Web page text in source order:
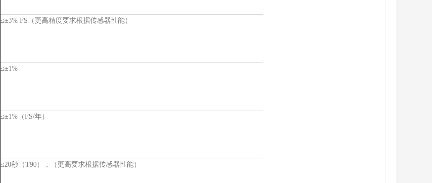
≤±3% FS（更高精度要求根据传感器性能）
≤±1%
≤±1%（FS/年）
≤20秒（T90），（更高要求根据传感器性能）